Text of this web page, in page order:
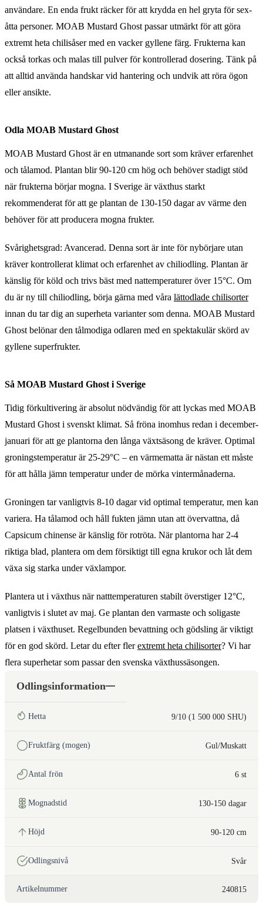
användare. En enda frukt räcker för att krydda en hel gryta för sex-
åtta personer. MOAB Mustard Ghost passar utmärkt för att göra
extremt heta chilisåser med en vacker gyllene färg. Frukterna kan
också torkas och malas till pulver för kontrollerad dosering. Tänk på
att alltid använda handskar vid hantering och undvik att röra ögon
eller ansikte.
Odla MOAB Mustard Ghost
MOAB Mustard Ghost är en utmanande sort som kräver erfarenhet
och tålamod. Plantan blir 90-120 cm hög och behöver stadigt stöd
när frukterna börjar mogna. I Sverige är växthus starkt
rekommenderat för att ge plantan de 130-150 dagar av värme den
behöver för att producera mogna frukter.
Svårighetsgrad: Avancerad. Denna sort är inte för nybörjare utan
kräver kontrollerat klimat och erfarenhet av chiliodling. Plantan är
känslig för köld och trivs bäst med nattemperaturer över 15°C. Om
du är ny till chiliodling, börja gärna med våra lättodlade chilisorter
innan du tar dig an superheta varianter som denna. MOAB Mustard
Ghost belönar den tålmodiga odlaren med en spektakulär skörd av
gyllene superfrukter.
Så MOAB Mustard Ghost i Sverige
Tidig förkultivering är absolut nödvändig för att lyckas med MOAB
Mustard Ghost i svenskt klimat. Så fröna inomhus redan i december-
januari för att ge plantorna den långa växtsäsong de kräver. Optimal
groningstemperatur är 25-29°C – en värmematta är nästan ett måste
för att hålla jämn temperatur under de mörka vintermånaderna.
Groningen tar vanligtvis 8-10 dagar vid optimal temperatur, men kan
variera. Ha tålamod och håll fukten jämn utan att övervattna, då
Capsicum chinense är känslig för rotröta. När plantorna har 2-4
riktiga blad, plantera om dem försiktigt till egna krukor och låt dem
växa sig starka under växlampor.
Plantera ut i växthus när natttemperaturen stabilt överstiger 12°C,
vanligtvis i slutet av maj. Ge plantan den varmaste och soligaste
platsen i växthuset. Regelbunden bevattning och gödsling är viktigt
för en god skörd. Letar du efter flerextremt heta chilisorter? Vi har
flera superhetar som passar den svenska växthussäsongen.
Odlingsinformation
Hetta 9/10 (1 500 000 SHU)
Fruktfärg (mogen) Gul/Muskatt
Antal frön 6 st
Mognadstid 130-150 dagar
Höjd 90-120 cm
Odlingsnivå Svår
Artikelnummer 240815